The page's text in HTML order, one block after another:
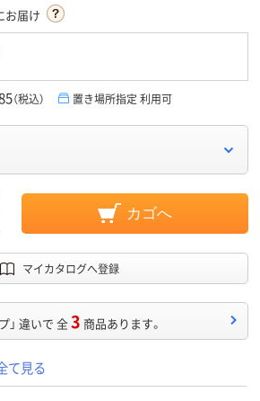
お届け
（税込） 置き場所指定 利用可
カゴへ
マイカタログへ登録
」 違いで 全3 商品あります。
て見る